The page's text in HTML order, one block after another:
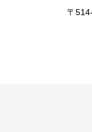
〒